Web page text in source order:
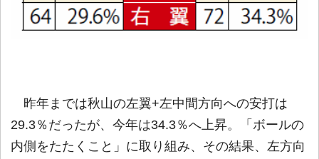
昨年までは秋山の左翼+左中間方向への安打は
29.3％だったが、今年は34.3％へ上昇。「ボールの
内側をたたくこと」に取り組み、その結果、左方向